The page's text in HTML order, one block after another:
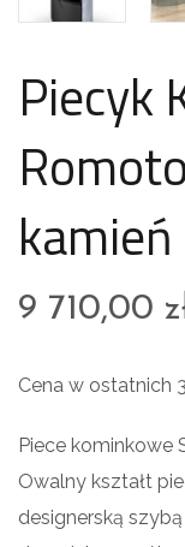
Piecyk
kamień
9 710,00
Cena w ostatnich
Piece kominkowe
Owalny kształt
designerską